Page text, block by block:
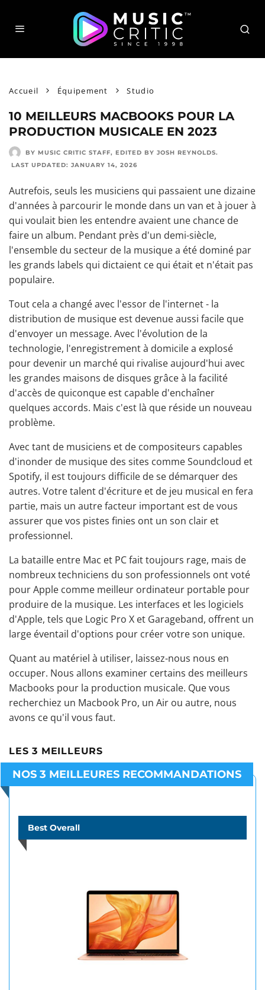
Accueil Équipement Studio
10 MEILLEURS MACBOOKS POUR LA
PRODUCTION MUSICALE EN 2023
BY MUSIC CRITIC STAFF, EDITED BY JOSH REYNOLDS.
LAST UPDATED: JANUARY 14, 2026
Autrefois, seuls les musiciens qui passaient une dizaine
d'années à parcourir le monde dans un van et à jouer à
qui voulait bien les entendre avaient une chance de
faire un album. Pendant près d'un demi-siècle,
l'ensemble du secteur de la musique a été dominé par
les grands labels qui dictaient ce qui était et n'était pas
populaire.
Tout cela a changé avec l'essor de l'internet - la
distribution de musique est devenue aussi facile que
d'envoyer un message. Avec l'évolution de la
technologie, l'enregistrement à domicile a explosé
pour devenir un marché qui rivalise aujourd'hui avec
les grandes maisons de disques grâce à la facilité
d'accès de quiconque est capable d'enchaîner
quelques accords. Mais c'est là que réside un nouveau
problème.
Avec tant de musiciens et de compositeurs capables
d'inonder de musique des sites comme Soundcloud et
Spotify, il est toujours difficile de se démarquer des
autres. Votre talent d'écriture et de jeu musical en fera
partie, mais un autre facteur important est de vous
assurer que vos pistes finies ont un son clair et
professionnel.
La bataille entre Mac et PC fait toujours rage, mais de
nombreux techniciens du son professionnels ont voté
pour Apple comme meilleur ordinateur portable pour
produire de la musique. Les interfaces et les logiciels
d'Apple, tels que Logic Pro X et Garageband, offrent un
large éventail d'options pour créer votre son unique.
Quant au matériel à utiliser, laissez-nous nous en
occuper. Nous allons examiner certains des meilleurs
Macbooks pour la production musicale. Que vous
recherchiez un Macbook Pro, un Air ou autre, nous
avons ce qu'il vous faut.
LES 3 MEILLEURS
NOS 3 MEILLEURES RECOMMANDATIONS
Best Overall